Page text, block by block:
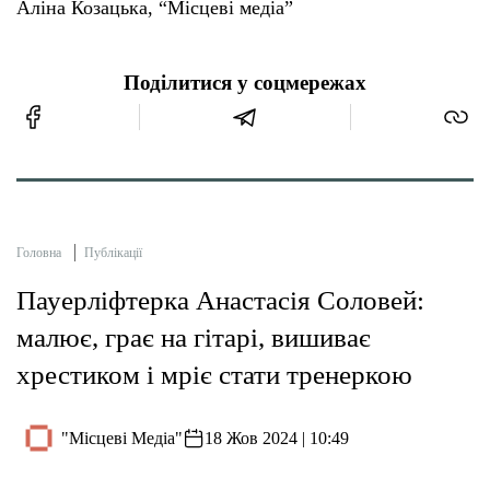
Аліна Козацька, “Місцеві медіа”
Поділитися у соцмережах
Головна Публікації
Пауерліфтерка Анастасія Соловей:
малює, грає на гітарі, вишиває
хрестиком і мріє стати тренеркою
"Місцеві Медіа" 18 Жов 2024 | 10:49